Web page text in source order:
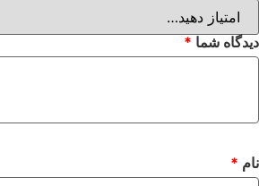
دیدگاه شما *
نام *